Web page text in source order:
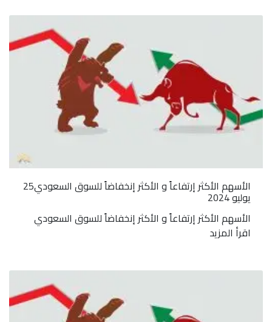
الأسهم الأكثر إرتفاعاً و الأكثر إنخفاضاً للسوق السعودي25
يوليو 2024
الأسهم الأكثر إرتفاعاً و الأكثر إنخفاضاً للسوق السعودي
اقرأ المزيد